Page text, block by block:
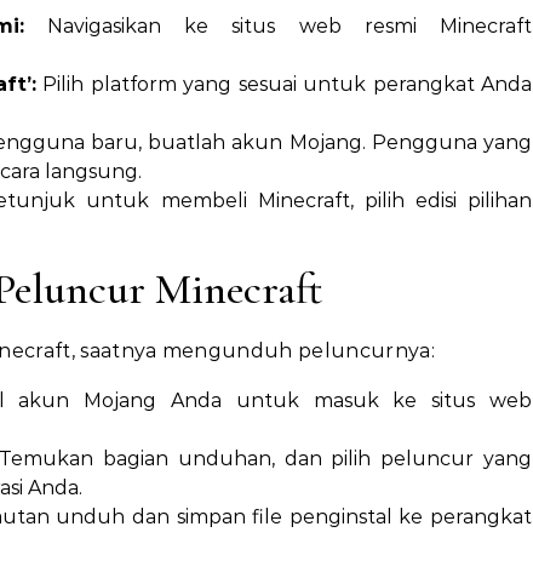
Navigasikan ke situs web resmi Minecraft
Pilih platform yang sesuai untuk perangkat Anda
baru, buatlah akun Mojang. Pengguna yang
langsung.
untuk membeli Minecraft, pilih edisi pilihan
Minecraft
saatnya mengunduh peluncurnya:
akun Mojang Anda untuk masuk ke situs web
bagian unduhan, dan pilih peluncur yang
Anda.
unduh dan simpan file penginstal ke perangkat